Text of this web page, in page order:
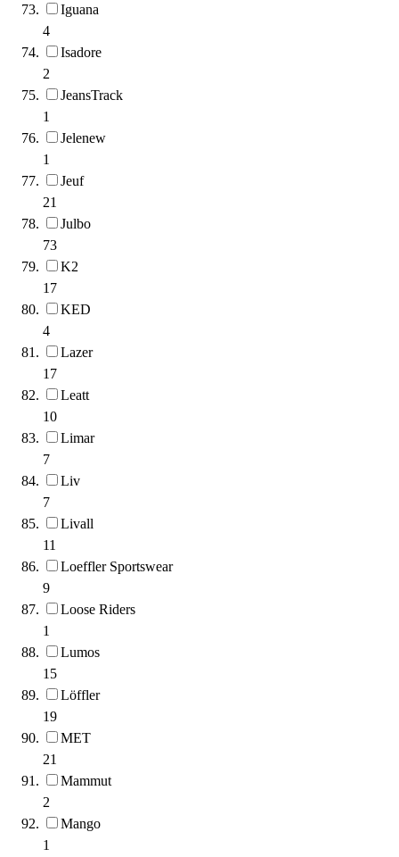
Iguana
4
Isadore
2
JeansTrack
1
Jelenew
1
Jeuf
21
Julbo
73
K2
17
KED
4
Lazer
17
Leatt
10
Limar
7
Liv
7
Livall
11
Loeffler Sportswear
9
Loose Riders
1
Lumos
15
Löffler
19
MET
21
Mammut
2
Mango
1